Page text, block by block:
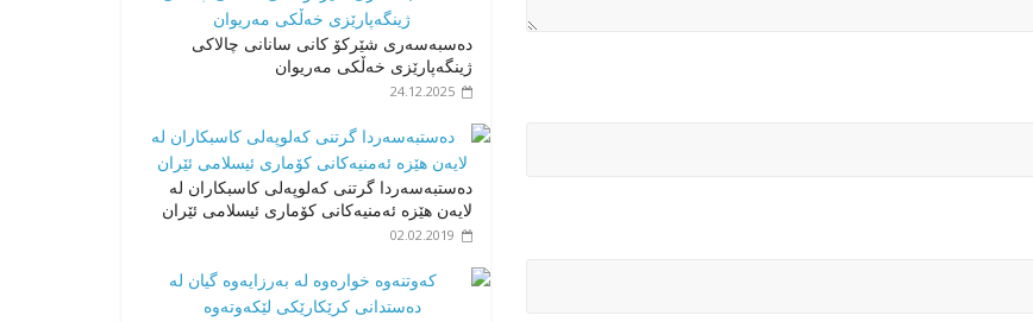
دەسبەسەری شێرکۆ کانی سانانی چالاکی
ژینگەپارێزی خەڵکی مەریوان
24.12.2025
ده‌ستبه‌سه‌ردا گرتنی كه‌لوپه‌لی كاسبكاران له‌
لایه‌ن هێزه‌ ئەمنیەکانی کۆماری ئیسلامی ئێران
02.02.2019